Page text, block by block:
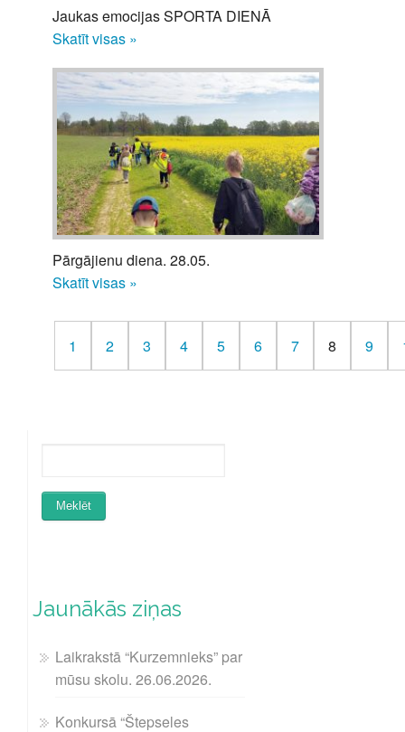
Jaukas emocijas SPORTA DIENĀ
Skatīt visas »
Pārgājienu diena. 28.05.
Skatīt visas »
1 2 3 4 5 6 7 8 9
Jaunākās ziņas
Laikrakstā “Kurzemnieks” par
mūsu skolu. 26.06.2026.
Konkursā “Štepseles